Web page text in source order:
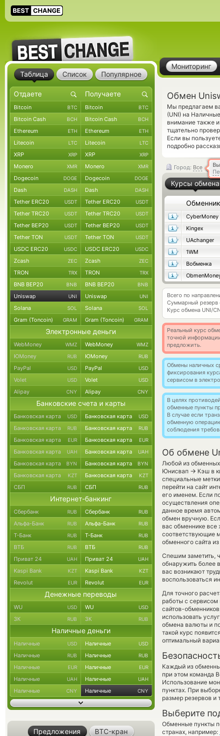
Мониторинг
Обмен
Мы предлагаем
(UNI) на
внимание также
тщательно
Если вы
подробно
Город: Все
Курсы обмена
Обменник
CyberMoney
Kingex
UAchanger
1WM
Вобменка
Всего по
Суммарный резерв
Курс обмена UNI/
Реальный курс
точной
предложить.
Обмены наличных
фиксирования
сервисом в
В целях
обменные пункты
В случае если
обменную
соблюдения
Об обмене
Любой из обменных
Юнисвап → Кэш в
специальные
перейти на сайт
его именем. Если
осуществления
данное время
обмен вручную.
вас обменнике
соответствующие
обменного сайта
Спешим заметить,
обнаружить более
вас возникают
воспользоваться
Для точного
работы с
сайтов-
использовать
обмена валюты и
такой курс
оптимальный
Каждый из
при этом команда
Использование
пунктах. При
размер резервов и
Выберите
Обменные пункты
странах, например:
Таблица Список Популярное
Bitcoin BTC Bitcoin BTC
Bitcoin Cash BCH Bitcoin Cash BCH
Ethereum ETH Ethereum ETH
Litecoin LTC Litecoin LTC
XRP XRP XRP XRP
Monero XMR Monero XMR
Dogecoin DOGE Dogecoin DOGE
Dash DASH Dash DASH
Tether ERC20 USDT Tether ERC20 USDT
Tether TRC20 USDT Tether TRC20 USDT
Tether BEP20 USDT Tether BEP20 USDT
Tether TON USDT Tether TON USDT
USDC ERC20 USDC USDC ERC20 USDC
Zcash ZEC Zcash ZEC
TRON TRX TRON TRX
BNB BEP20 BNB BNB BEP20 BNB
Uniswap UNI Uniswap UNI
Solana SOL Solana SOL
Gram (Toncoin) GRAM Gram (Toncoin) GRAM
Электронные деньги
WebMoney WMZ WebMoney WMZ
ЮMoney RUB ЮMoney RUB
PayPal USD PayPal USD
Volet USD Volet USD
Alipay CNY Alipay CNY
Банковские счета и карты
Банковская карта USD Банковская карта USD
Банковская карта RUB Банковская карта RUB
Банковская карта EUR Банковская карта EUR
Банковская карта UAH Банковская карта UAH
Банковская карта BYN Банковская карта BYN
Банковская карта KZT Банковская карта KZT
СБП RUB СБП RUB
Интернет-банкинг
Сбербанк RUB Сбербанк RUB
Альфа-Банк RUB Альфа-Банк RUB
Т-Банк RUB Т-Банк RUB
ВТБ RUB ВТБ RUB
Приват 24 UAH Приват 24 UAH
Kaspi Bank KZT Kaspi Bank KZT
Revolut EUR Revolut EUR
Денежные переводы
WU USD WU USD
ЗК RUB ЗК RUB
Наличные деньги
Наличные USD Наличные USD
Наличные RUB Наличные RUB
Наличные EUR Наличные EUR
Наличные UAH Наличные UAH
Наличные CNY Наличные CNY
Предложения BTC-кран